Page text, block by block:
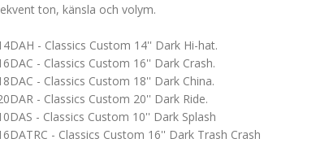
ton, känsla och volym.
- Classics Custom 14'' Dark Hi-hat.
- Classics Custom 16'' Dark Crash.
- Classics Custom 18'' Dark China.
- Classics Custom 20'' Dark Ride.
- Classics Custom 10'' Dark Splash
- Classics Custom 16'' Dark Trash Crash